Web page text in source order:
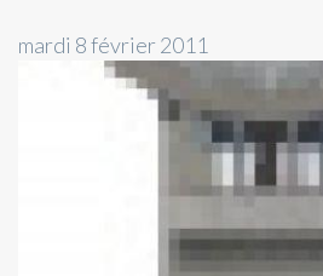
mardi 8 février 2011